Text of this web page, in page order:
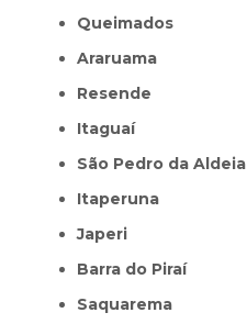
Queimados
Araruama
Resende
Itaguaí
São Pedro da Aldeia
Itaperuna
Japeri
Barra do Piraí
Saquarema